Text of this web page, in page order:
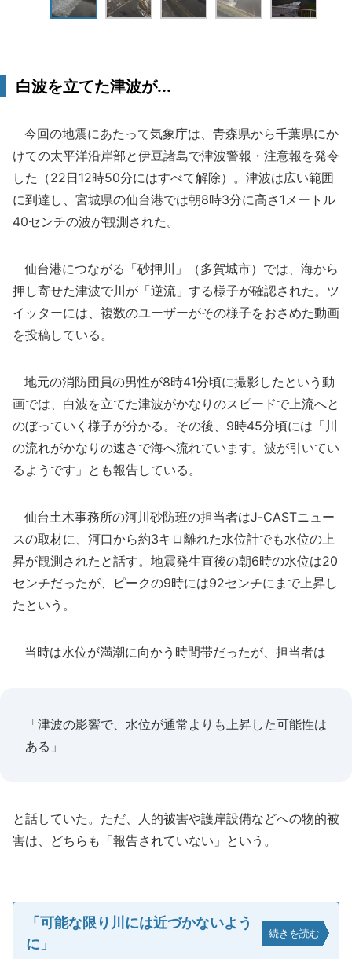
白波を立てた津波が...
今回の地震にあたって気象庁は、青森県から千葉県にか
けての太平洋沿岸部と伊豆諸島で津波警報・注意報を発令
した（22日12時50分にはすべて解除）。津波は広い範囲
に到達し、宮城県の仙台港では朝8時3分に高さ1メートル
40センチの波が観測された。
仙台港につながる「砂押川」（多賀城市）では、海から
押し寄せた津波で川が「逆流」する様子が確認された。ツ
イッターには、複数のユーザーがその様子をおさめた動画
を投稿している。
地元の消防団員の男性が8時41分頃に撮影したという動
画では、白波を立てた津波がかなりのスピードで上流へと
のぼっていく様子が分かる。その後、9時45分頃には「川
の流れがかなりの速さで海へ流れています。波が引いてい
るようです」とも報告している。
仙台土木事務所の河川砂防班の担当者はJ-CASTニュー
スの取材に、河口から約3キロ離れた水位計でも水位の上
昇が観測されたと話す。地震発生直後の朝6時の水位は20
センチだったが、ピークの9時には92センチにまで上昇し
たという。
当時は水位が満潮に向かう時間帯だったが、担当者は
「津波の影響で、水位が通常よりも上昇した可能性は
ある」
と話していた。ただ、人的被害や護岸設備などへの物的被
害は、どちらも「報告されていない」という。
「可能な限り川には近づかないよう
に」
続きを読む